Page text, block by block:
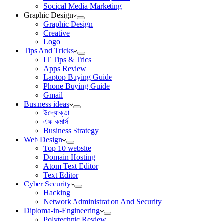
Socical Media Marketing
Graphic Design
Graphic Design
Creative
Logo
Tips And Tricks
IT Tips & Trics
Apps Review
Laptop Buying Guide
Phone Buying Guide
Gmail
Business ideas
উদ্যোক্তা
এফ কমার্স
Business Strategy
Web Design
Top 10 website
Domain Hosting
Atom Text Editor
Text Editor
Cyber Security
Hacking
Network Administration And Security
Diploma-in-Engineering
Polytechnic Review